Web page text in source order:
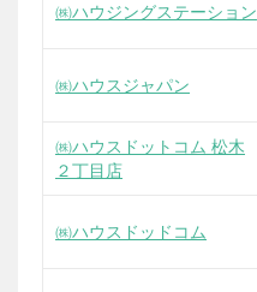
㈱ハウジングステーション
㈱ハウスジャパン
㈱ハウスドットコム 松木
２丁目店
㈱ハウスドッドコム